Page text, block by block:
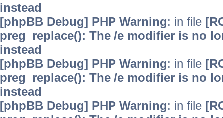
instead
[phpBB Debug] PHP Warning: in file
preg_replace(): The /e modifier is no
instead
[phpBB Debug] PHP Warning: in file
preg_replace(): The /e modifier is no
instead
[phpBB Debug] PHP Warning: in file